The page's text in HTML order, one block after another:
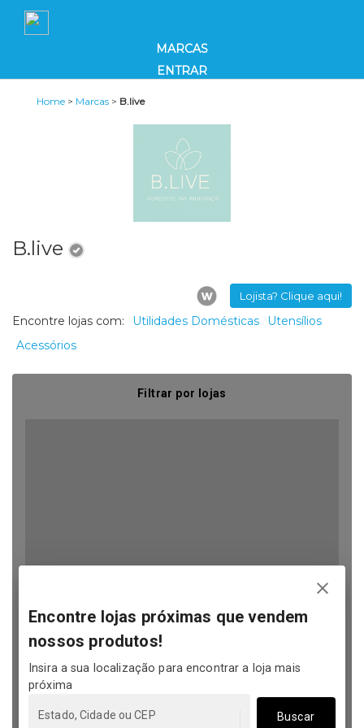
MARCAS
ENTRAR
Home > Marcas > B.live
B.live
Lojista? Clique aqui!
Encontre lojas com: Utilidades Domésticas
Utensílios
Acessórios